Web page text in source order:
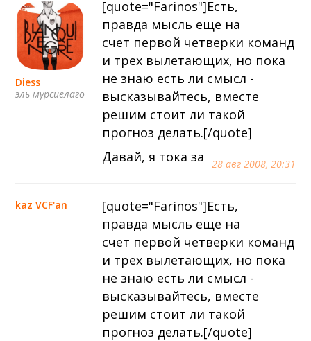
Diess
эль мурсиелаго
28 авг 2008, 20:31
[quote="Farinos"]Есть,
правда мысль еще на
счет первой четверки команд
и трех вылетающих, но пока
не знаю есть ли смысл -
высказывайтесь, вместе
решим стоит ли такой
прогноз делать.[/quote]
Давай, я тока за
kaz VCF'an
[quote="Farinos"]Есть,
правда мысль еще на
счет первой четверки команд
и трех вылетающих, но пока
не знаю есть ли смысл -
высказывайтесь, вместе
решим стоит ли такой
прогноз делать.[/quote]